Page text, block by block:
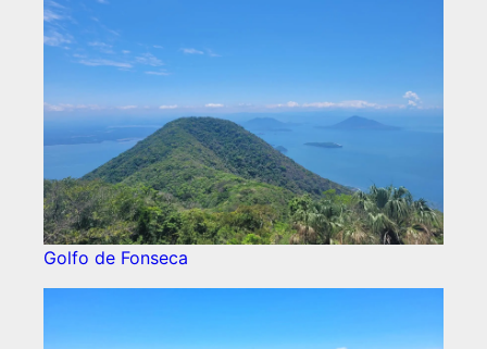
Golfo de Fonseca